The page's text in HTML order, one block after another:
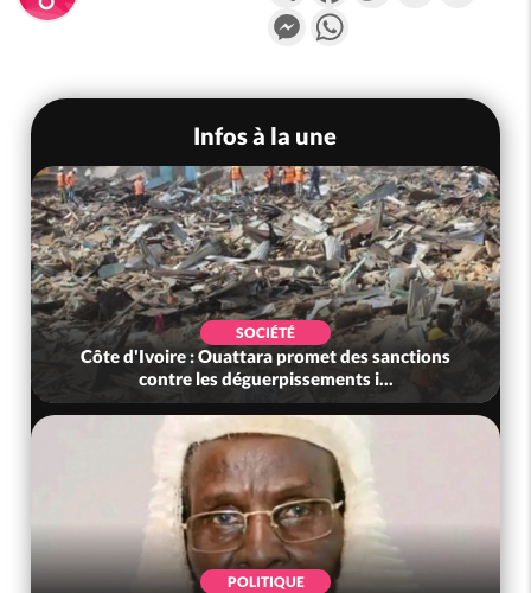
Messenger
Infos à la une
SOCIÉTÉ
Côte d'Ivoire : Ouattara promet des sanctions
contre les déguerpissements i...
POLITIQUE